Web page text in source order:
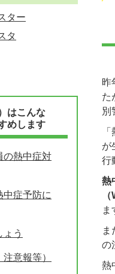
昨
た
別
が
行
熱
ま
ま
の
熱
ター
タ
はこんな
めします
の熱中症対
中症予防に
う
意報等）